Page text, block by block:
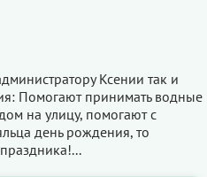
Ксении так и
Помогают принимать водные
на улицу, помогают с
день рождения, то